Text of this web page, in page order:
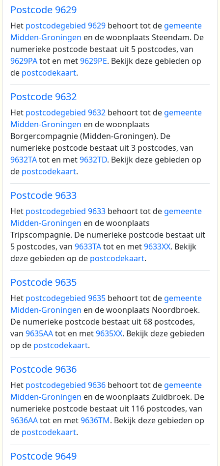
Postcode 9629
Het postcodegebied 9629 behoort tot de gemeente
Midden-Groningen en de woonplaats Steendam. De
numerieke postcode bestaat uit 5 postcodes, van
9629PAtot en met9629PE. Bekijk deze gebieden op
de postcodekaart.
Postcode 9632
Het postcodegebied 9632 behoort tot de gemeente
Midden-Groningen en de woonplaats
Borgercompagnie (Midden-Groningen). De
numerieke postcode bestaat uit 3 postcodes, van
9632TAtot en met9632TD. Bekijk deze gebieden op
de postcodekaart.
Postcode 9633
Het postcodegebied 9633 behoort tot de gemeente
Midden-Groningen en de woonplaats
Tripscompagnie. De numerieke postcode bestaat uit
5 postcodes, van 9633TAtot en met9633XX. Bekijk
deze gebieden op de postcodekaart.
Postcode 9635
Het postcodegebied 9635 behoort tot de gemeente
Midden-Groningen en de woonplaats Noordbroek.
De numerieke postcode bestaat uit 68 postcodes,
van 9635AAtot en met9635XX. Bekijk deze gebieden
op de postcodekaart.
Postcode 9636
Het postcodegebied 9636 behoort tot de gemeente
Midden-Groningen en de woonplaats Zuidbroek. De
numerieke postcode bestaat uit 116 postcodes, van
9636AAtot en met9636TM. Bekijk deze gebieden op
de postcodekaart.
Postcode 9649